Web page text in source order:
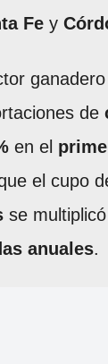
Fe y
de
en el
el cupo
se
anuales.